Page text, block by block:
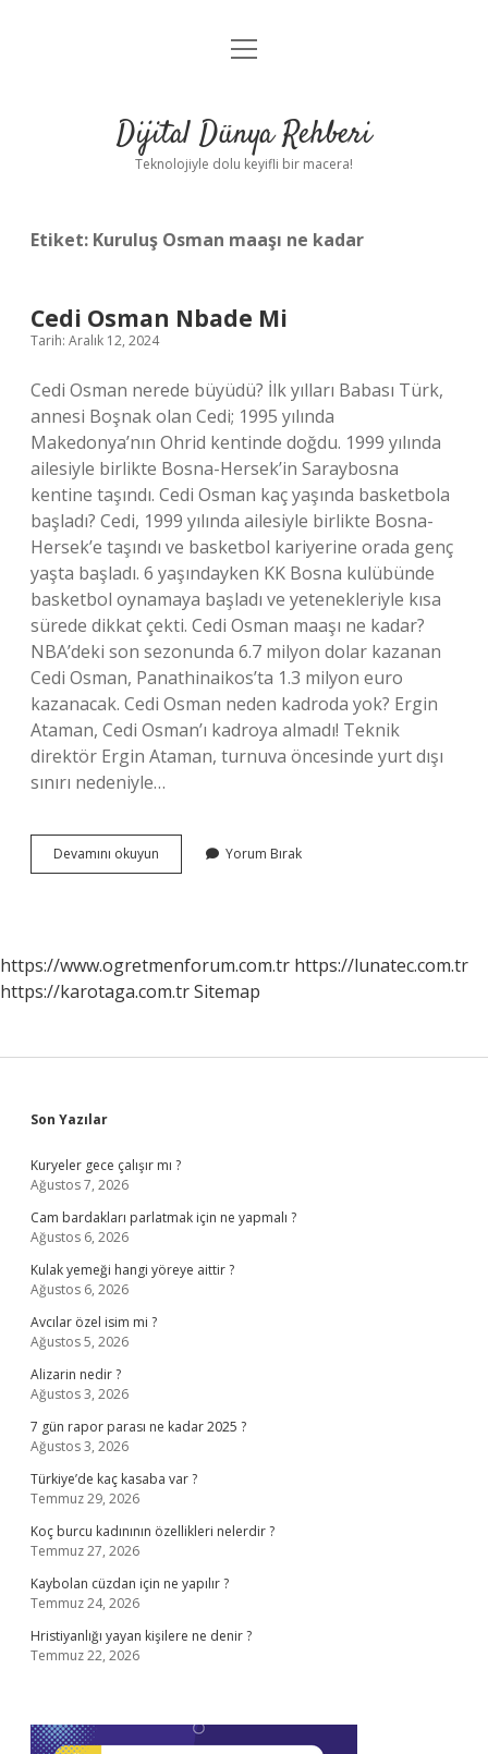
Anasayfa
Yasal Uyarı
menüyü
Dijital Dünya Rehberi
Teknolojiyle dolu keyifli bir macera!
Etiket: Kuruluş Osman maaşı ne kadar
Cedi Osman Nbade Mi
Tarih: Aralık 12, 2024
Cedi Osman nerede büyüdü? İlk yılları Babası Türk,
annesi Boşnak olan Cedi; 1995 yılında
Makedonya’nın Ohrid kentinde doğdu. 1999 yılında
ailesiyle birlikte Bosna-Hersek’in Saraybosna
kentine taşındı. Cedi Osman kaç yaşında basketbola
başladı? Cedi, 1999 yılında ailesiyle birlikte Bosna-
Hersek’e taşındı ve basketbol kariyerine orada genç
yaşta başladı. 6 yaşındayken KK Bosna kulübünde
basketbol oynamaya başladı ve yetenekleriyle kısa
sürede dikkat çekti. Cedi Osman maaşı ne kadar?
NBA’deki son sezonunda 6.7 milyon dolar kazanan
Cedi Osman, Panathinaikos’ta 1.3 milyon euro
kazanacak. Cedi Osman neden kadroda yok? Ergin
Ataman, Cedi Osman’ı kadroya almadı! Teknik
direktör Ergin Ataman, turnuva öncesinde yurt dışı
sınırı nedeniyle…
Devamını okuyun
Osman
Yorum Bırak
https://www.ogretmenforum.com.tr https://lunatec.com.tr
https://karotaga.com.trSitemap
Sidebar
Son Yazılar
Kuryeler gece çalışır mı ?
Ağustos 7, 2026
Cam bardakları parlatmak için ne yapmalı ?
Ağustos 6, 2026
Kulak yemeği hangi yöreye aittir ?
Ağustos 6, 2026
Avcılar özel isim mi ?
Ağustos 5, 2026
Alizarin nedir ?
Ağustos 3, 2026
7 gün rapor parası ne kadar 2025 ?
Ağustos 3, 2026
Türkiye’de kaç kasaba var ?
Temmuz 29, 2026
Koç burcu kadınının özellikleri nelerdir ?
Temmuz 27, 2026
Kaybolan cüzdan için ne yapılır ?
Temmuz 24, 2026
Hristiyanlığı yayan kişilere ne denir ?
Temmuz 22, 2026